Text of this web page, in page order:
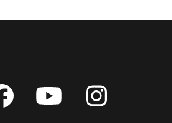
Facebook
YouTube